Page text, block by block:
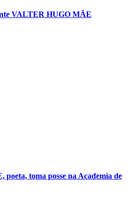
VALTER HUGO MÃE
toma posse na Academia de